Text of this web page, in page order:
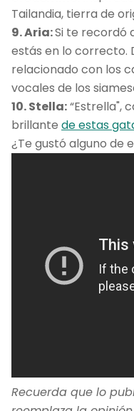
Tailandia, tierra de
9. Aria:Si te recordó
estás en lo correcto.
relacionado con los
vocales de los
10. Stella:“Estrella",
brillante de estas
¿Te gustó alguno de
Recuerda que lo